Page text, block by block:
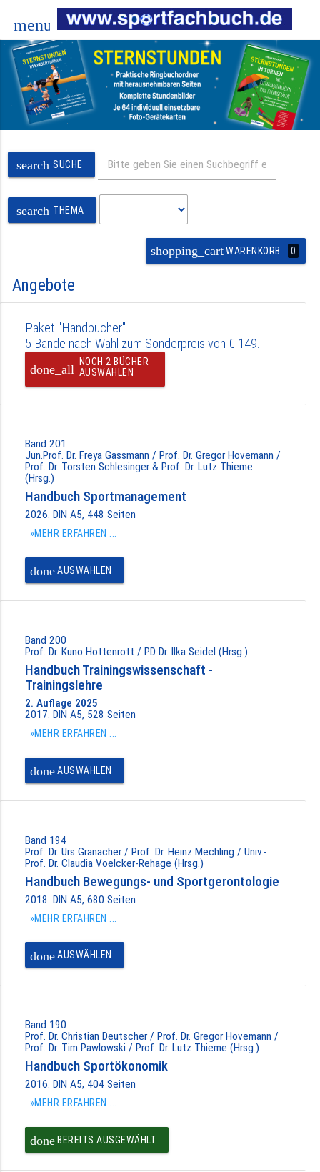
menu
search SUCHE
search THEMA
shopping_cartWARENKORB 0
Angebote
Paket "Handbücher"
5 Bände nach Wahl zum Sonderpreis von € 149.-
done_all
NOCH 2 BÜCHER
AUSWÄHLEN
Band 201
Jun.Prof. Dr. Freya Gassmann / Prof. Dr. Gregor Hovemann /
Prof. Dr. Torsten Schlesinger & Prof. Dr. Lutz Thieme
(Hrsg.)
Handbuch Sportmanagement
2026. DIN A5, 448 Seiten
»MEHR ERFAHREN ...
doneAUSWÄHLEN
Band 200
Prof. Dr. Kuno Hottenrott / PD Dr. Ilka Seidel (Hrsg.)
Handbuch Trainingswissenschaft -
Trainingslehre
2. Auflage 2025
2017. DIN A5, 528 Seiten
»MEHR ERFAHREN ...
doneAUSWÄHLEN
Band 194
Prof. Dr. Urs Granacher / Prof. Dr. Heinz Mechling / Univ.-
Prof. Dr. Claudia Voelcker-Rehage (Hrsg.)
Handbuch Bewegungs- und Sportgerontologie
2018. DIN A5, 680 Seiten
»MEHR ERFAHREN ...
doneAUSWÄHLEN
Band 190
Prof. Dr. Christian Deutscher / Prof. Dr. Gregor Hovemann /
Prof. Dr. Tim Pawlowski / Prof. Dr. Lutz Thieme (Hrsg.)
Handbuch Sportökonomik
2016. DIN A5, 404 Seiten
»MEHR ERFAHREN ...
doneBEREITS AUSGEWÄHLT